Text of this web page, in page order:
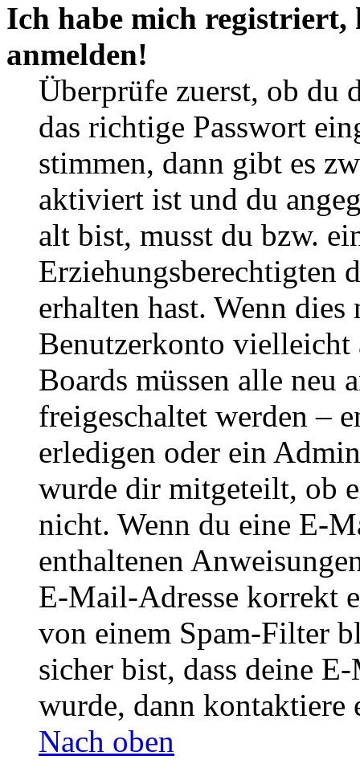
Ich habe mich
anmelden!
Überprüfe zuerst, ob du
das richtige Passwort
stimmen, dann gibt es
aktiviert ist und du
alt bist, musst du bzw.
Erziehungsberechtigten
erhalten hast. Wenn
Benutzerkonto
Boards müssen alle neu
freigeschaltet werden –
erledigen oder ein
wurde dir mitgeteilt, ob
nicht. Wenn du eine E-
enthaltenen
E-Mail-Adresse korrekt
von einem Spam-Filter
sicher bist, dass deine
wurde, dann kontaktiere
Nach oben